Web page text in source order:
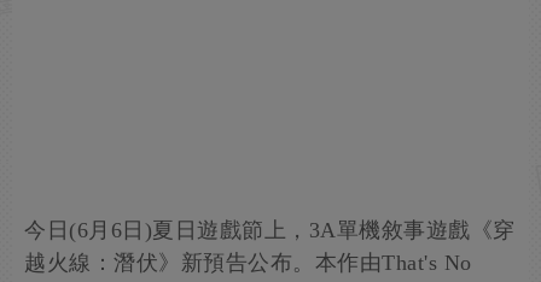
今日(6月6日)夏日遊戲節上，3A單機敘事遊戲《穿
越火線：潛伏》新預告公布。本作由That's No